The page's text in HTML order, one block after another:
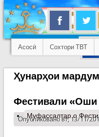
Асосӣ Сохтори ТВТ
Ҳунарҳои
Фестивали «Оши
Опубликовано вт, 13/11/
Муфассалтаро